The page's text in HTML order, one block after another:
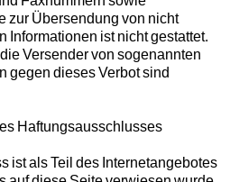
zur Übersendung von nicht
Informationen ist nicht gestattet.
Versender von sogenannten
gegen dieses Verbot sind
Haftungsausschlusses
ist als Teil des Internetangebotes